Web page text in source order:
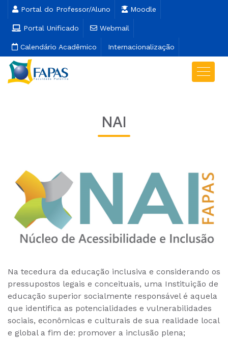
Portal do Professor/Aluno Moodle
Portal Unificado Webmail
Calendário Acadêmico Internacionalização
NAI
Na tecedura da educação inclusiva e considerando os
pressupostos legais e conceituais, uma Instituição de
educação superior socialmente responsável é aquela
que identifica as potencialidades e vulnerabilidades
sociais, econômicas e culturais de sua realidade local
e global a fim de: promover a inclusão plena;